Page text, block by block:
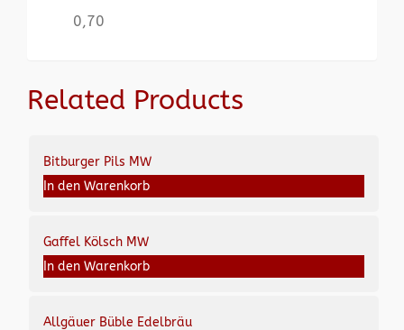
0,70
Related Products
Bitburger Pils MW
In den Warenkorb
Gaffel Kölsch MW
In den Warenkorb
Allgäuer Büble Edelbräu